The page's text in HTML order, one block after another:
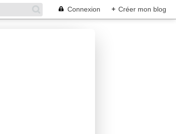
Connexion + Créer mon blog